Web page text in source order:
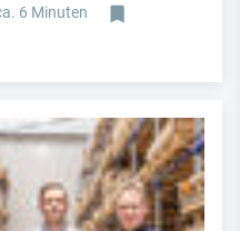
6 Minuten